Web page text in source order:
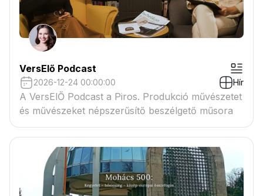
VersElő Podcast
2026-12-24 00:00:00 Hír
A VersElŐ Podcast a Piros. Produkció művészetet
és művészeket népszerűsítő beszélgető műsora